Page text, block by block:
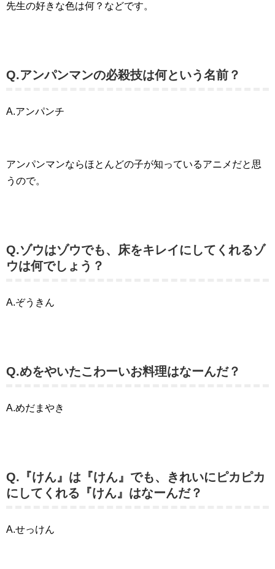
先生の好きな色は何？などです。
Q.アンパンマンの必殺技は何という名前？
A.アンパンチ
アンパンマンならほとんどの子が知っているアニメだと思
うので。
Q.ゾウはゾウでも、床をキレイにしてくれるゾ
ウは何でしょう？
A.ぞうきん
Q.めをやいたこわーいお料理はなーんだ？
A.めだまやき
Q.『けん』は『けん』でも、きれいにピカピカ
にしてくれる『けん』はなーんだ？
A.せっけん